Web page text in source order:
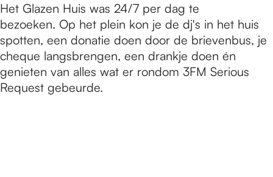
Het Glazen Huis was 24/7 per dag te
bezoeken. Op het plein kon je de dj's in het huis
spotten, een donatie doen door de brievenbus, je
cheque langsbrengen, een drankje doen én
genieten van alles wat er rondom 3FM Serious
Request gebeurde.